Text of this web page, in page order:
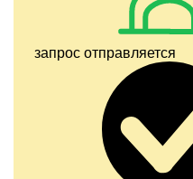
запрос отправляется